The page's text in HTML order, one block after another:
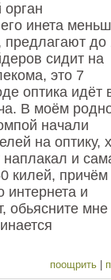
инета
предлагают до
сидит на
это 7
оптика идёт
В моём
начали
на оптику,
и
килей, причём
интернета и
обьясните мне
поощрить